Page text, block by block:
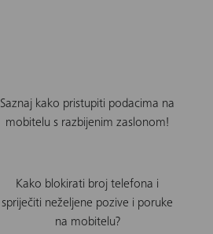
Saznaj kako pristupiti podacima na
mobitelu s razbijenim zaslonom!
Kako blokirati broj telefona i
spriječiti neželjene pozive i poruke
na mobitelu?